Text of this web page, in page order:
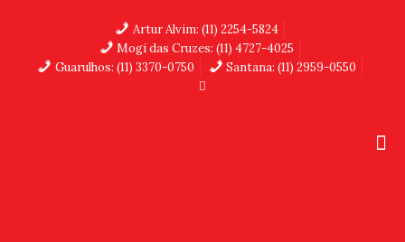
Artur Alvim: (11) 2254-5824
Mogi das Cruzes: (11) 4727-4025
Guarulhos: (11) 3370-0750
Santana: (11) 2959-0550